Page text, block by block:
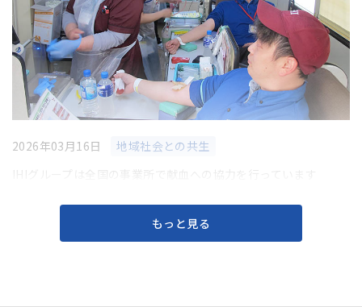
2026年03月16日
地域社会との共生
IHIグループは全国の事業所で献血への協力を行っています
もっと見る